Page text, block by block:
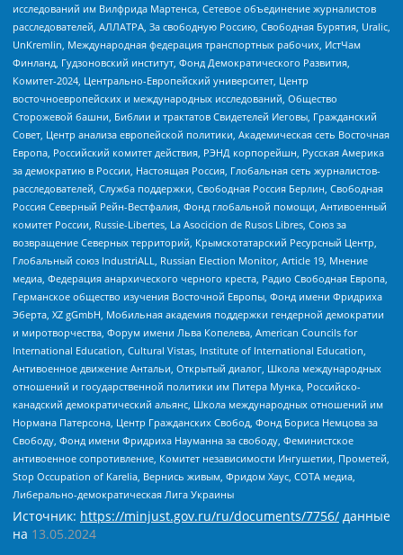
исследований им Вилфрида Мартенса, Сетевое объединение журналистов
расследователей, АЛЛАТРА, За свободную Россию, Свободная Бурятия, Uralic,
UnKremlin, Международная федерация транспортных рабочих, ИстЧам
Финланд, Гудзоновский институт, Фонд Демократического Развития,
Комитет-2024, Центрально-Европейский университет, Центр
восточноевропейских и международных исследований, Общество
Сторожевой башни, Библии и трактатов Свидетелей Иеговы, Гражданский
Совет, Центр анализа европейской политики, Академическая сеть Восточная
Европа, Российский комитет действия, РЭНД корпорейшн, Русская Америка
за демократию в России, Настоящая Россия, Глобальная сеть журналистов-
расследователей, Служба поддержки, Свободная Россия Берлин, Свободная
Россия Северный Рейн-Вестфалия, Фонд глобальной помощи, Антивоенный
комитет России, Russie-Libertes, La Asocicion de Rusos Libres, Союз за
возвращение Северных территорий, Крымскотатарский Ресурсный Центр,
Глобальный союз IndustriALL, Russian Election Monitor, Article 19, Мнение
медиа, Федерация анархического черного креста, Радио Свободная Европа,
Германское общество изучения Восточной Европы, Фонд имени Фридриха
Эберта, XZ gGmbH, Мобильная академия поддержки гендерной демократии
и миротворчества, Форум имени Льва Копелева, American Councils for
International Education, Cultural Vistas, Institute of International Education,
Антивоенное движение Антальи, Открытый диалог, Школа международных
отношений и государственной политики им Питера Мунка, Российско-
канадский демократический альянс, Школа международных отношений им
Нормана Патерсона, Центр Гражданских Свобод, Фонд Бориса Немцова за
Свободу, Фонд имени Фридриха Науманна за свободу, Феминистское
антивоенное сопротивление, Комитет независимости Ингушетии, Прометей,
Stop Occupation of Karelia, Вернись живым, Фридом Хаус, СОТА медиа,
Либерально-демократическая Лига Украины
Источник: https://minjust.gov.ru/ru/documents/7756/ данные
на 13.05.2024